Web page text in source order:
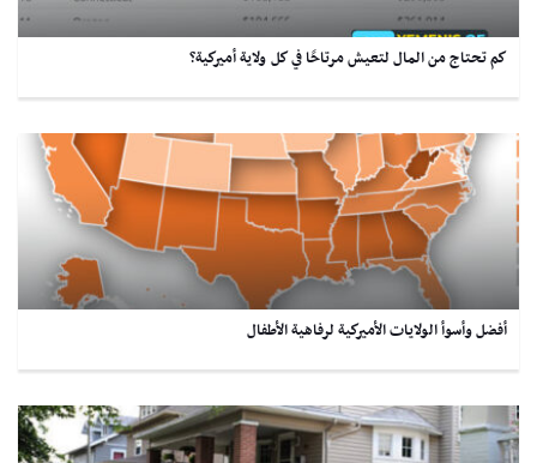
كم تحتاج من المال لتعيش مرتاحًا في كل ولاية أميركية؟
أفضل وأسوأ الولايات الأميركية لرفاهية الأطفال